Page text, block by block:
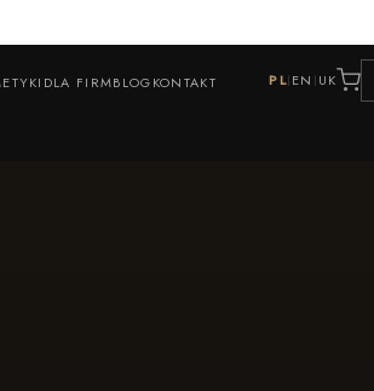
DLA FIRMBLOGKONTAKT PL| EN | UK